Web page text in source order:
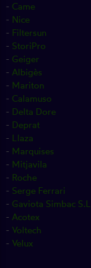
- Came
- Nice
- Filtersun
- StoriPro
- Geiger
- Albigès
- Mariton
- Calamuso
- Delta Dore
- Deprat
- Llaza
- Marquises
- Mitjavila
- Roche
- Serge Ferrari
- Gaviota Simbac S.L
- Acotex
- Voltech
- Velux